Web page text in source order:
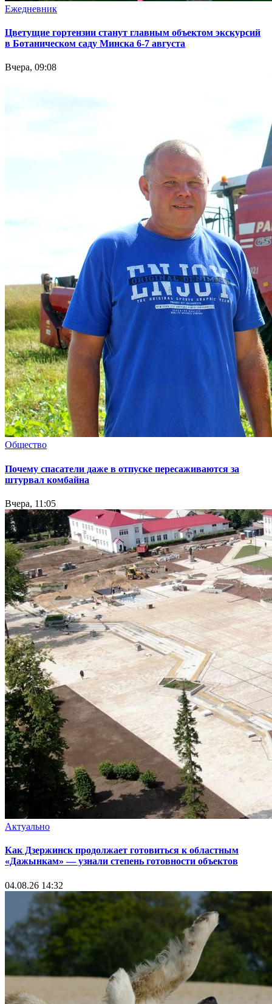
Ежедневник
Цветущие гортензии станут главным объектом экскурсий
в Ботаническом саду Минска 6-7 августа
Вчера, 09:08
Общество
Почему спасатели даже в отпуске пересаживаются за
штурвал комбайна
Вчера, 11:05
Актуально
Как Дзержинск продолжает готовиться к областным
«Дажынкам» — узнали степень готовности объектов
04.08.26 14:32